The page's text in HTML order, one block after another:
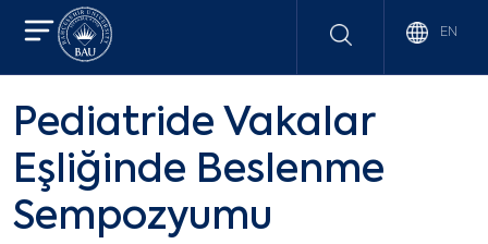
EN
Pediatride Vakalar
Eşliğinde Beslenme
Sempozyumu